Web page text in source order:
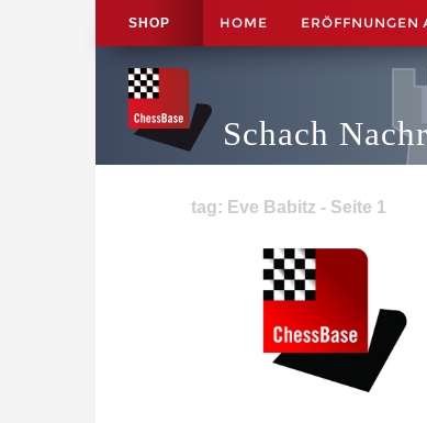
SHOP HOME ERÖFFNUNGEN
Schach
tag: Eve Babitz - Seite 1